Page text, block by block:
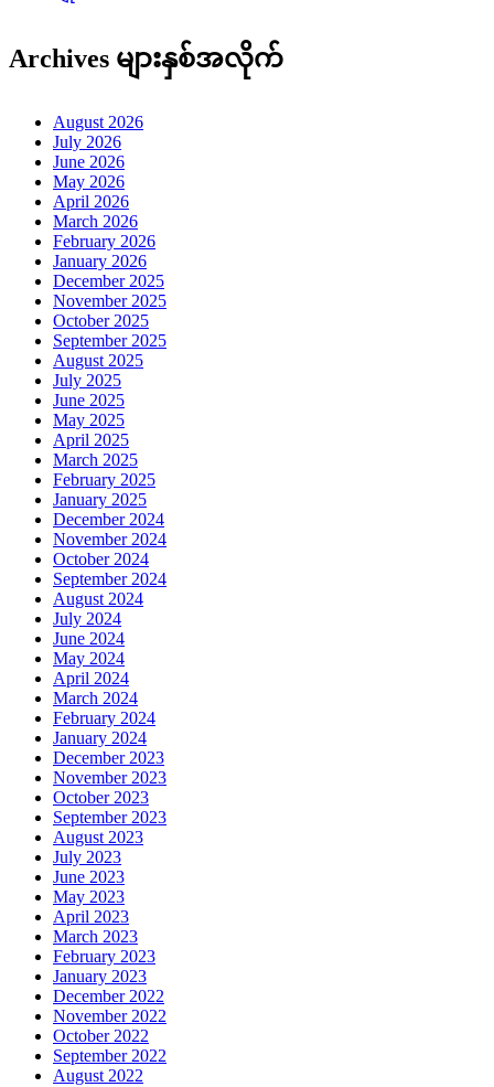
Archives များနှစ်အလိုက်
August 2026
July 2026
June 2026
May 2026
April 2026
March 2026
February 2026
January 2026
December 2025
November 2025
October 2025
September 2025
August 2025
July 2025
June 2025
May 2025
April 2025
March 2025
February 2025
January 2025
December 2024
November 2024
October 2024
September 2024
August 2024
July 2024
June 2024
May 2024
April 2024
March 2024
February 2024
January 2024
December 2023
November 2023
October 2023
September 2023
August 2023
July 2023
June 2023
May 2023
April 2023
March 2023
February 2023
January 2023
December 2022
November 2022
October 2022
September 2022
August 2022